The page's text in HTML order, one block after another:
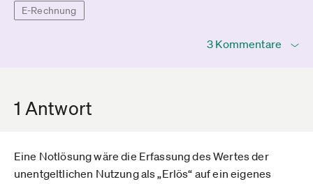
E-Rechnung
3 Kommentare
1 Antwort
Eine Notlösung wäre die Erfassung des Wertes der
unentgeltlichen Nutzung als „Erlös“ auf ein eigenes